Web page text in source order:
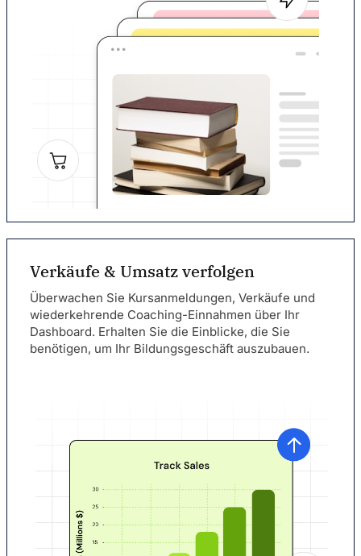
Verkäufe & Umsatz verfolgen
Überwachen Sie Kursanmeldungen, Verkäufe und
wiederkehrende Coaching-Einnahmen über Ihr
Dashboard. Erhalten Sie die Einblicke, die Sie
benötigen, um Ihr Bildungsgeschäft auszubauen.